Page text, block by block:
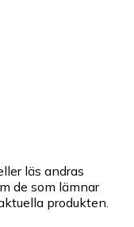
läs andras
de som lämnar
produkten.